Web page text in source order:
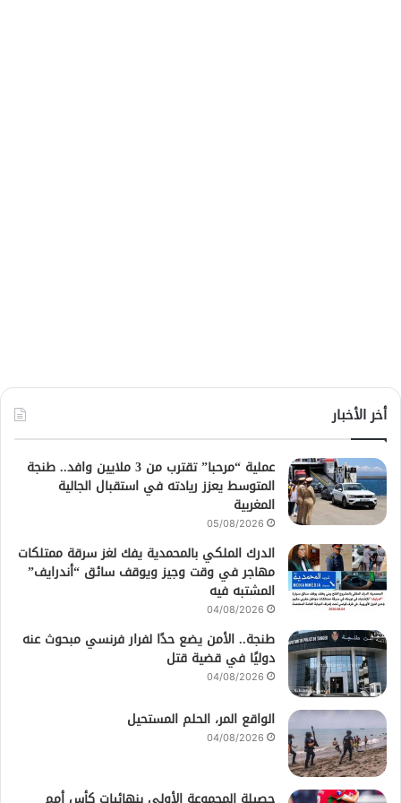
أخر الأخبار
عملية “مرحبا” تقترب من 3 ملايين وافد.. طنجة
المتوسط يعزز ريادته في استقبال الجالية
المغربية
05/08/2026
الدرك الملكي بالمحمدية يفك لغز سرقة ممتلكات
مهاجر في وقت وجيز ويوقف سائق “أندرايف”
المشتبه فيه
04/08/2026
طنجة.. الأمن يضع حدًا لفرار فرنسي مبحوث عنه
دوليًا في قضية قتل
04/08/2026
الواقع المر، الحلم المستحيل
04/08/2026